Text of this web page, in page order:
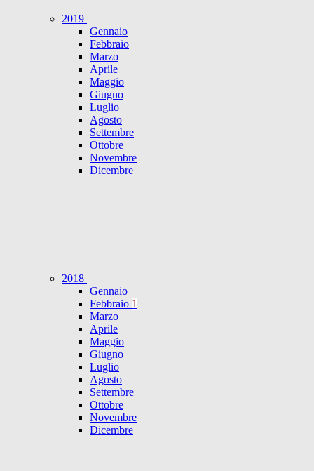
2019
Gennaio
Febbraio
Marzo
Aprile
Maggio
Giugno
Luglio
Agosto
Settembre
Ottobre
Novembre
Dicembre
2018
Gennaio
Febbraio 1
Marzo
Aprile
Maggio
Giugno
Luglio
Agosto
Settembre
Ottobre
Novembre
Dicembre